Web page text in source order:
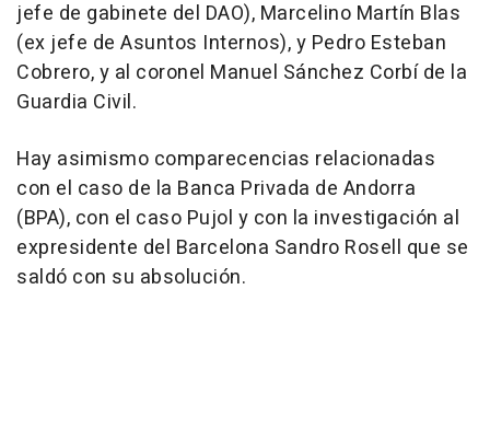
jefe de gabinete del DAO), Marcelino Martín Blas
(ex jefe de Asuntos Internos), y Pedro Esteban
Cobrero, y al coronel Manuel Sánchez Corbí de la
Guardia Civil.
Hay asimismo comparecencias relacionadas
con el caso de la Banca Privada de Andorra
(BPA), con el caso Pujol y con la investigación al
expresidente del Barcelona Sandro Rosell que se
saldó con su absolución.